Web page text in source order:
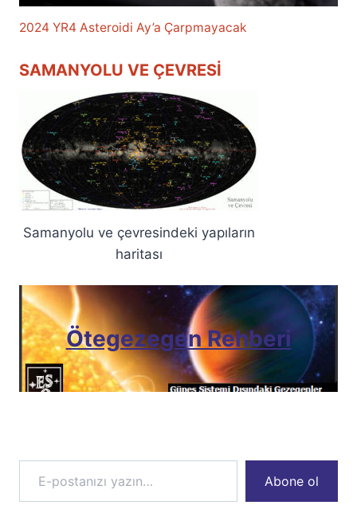
2024 YR4 Asteroidi Ay’a Çarpmayacak
SAMANYOLU VE ÇEVRESI
Samanyolu ve çevresindeki yapıların
haritası
Ötegezegen Rehberi
E-postanızı yazın…
Abone ol